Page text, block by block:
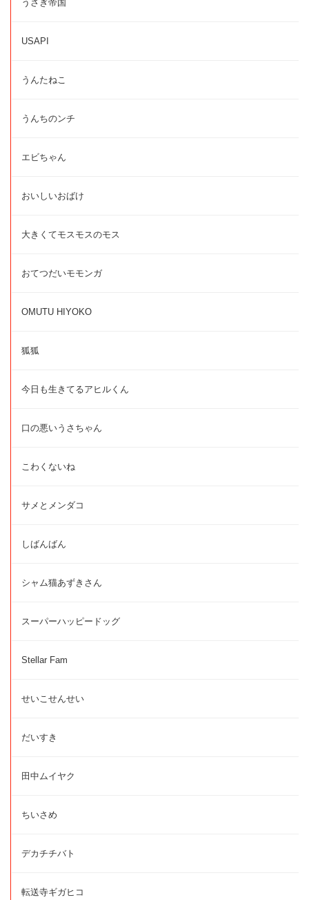
うさぎ帝国
USAPI
うんたねこ
うんちのンチ
エビちゃん
おいしいおばけ
大きくてモスモスのモス
おてつだいモモンガ
OMUTU HIYOKO
狐狐
今日も生きてるアヒルくん
口の悪いうさちゃん
こわくないね
サメとメンダコ
しばんばん
シャム猫あずきさん
スーパーハッピードッグ
Stellar Fam
せいこせんせい
だいすき
田中ムイヤク
ちいさめ
デカチチバト
転送寺ギガヒコ